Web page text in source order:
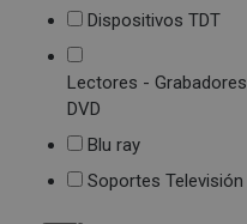
Dispositivos TDT
Lectores - Grabadores
DVD
Blu ray
Soportes Televisión